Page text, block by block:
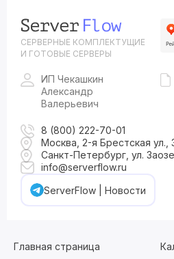
СЕРВЕРНЫЕ КОМПЛЕКТУЩИЕ
И ГОТОВЫЕ СЕРВЕРЫ
ИП Чекашкин
Александр
Валерьевич
8 (800) 222-70-01
Москва, 2-я Брестская ул.,
Санкт-Петербург, ул.
info@serverflow.ru
ServerFlow | Новости
Главная страница